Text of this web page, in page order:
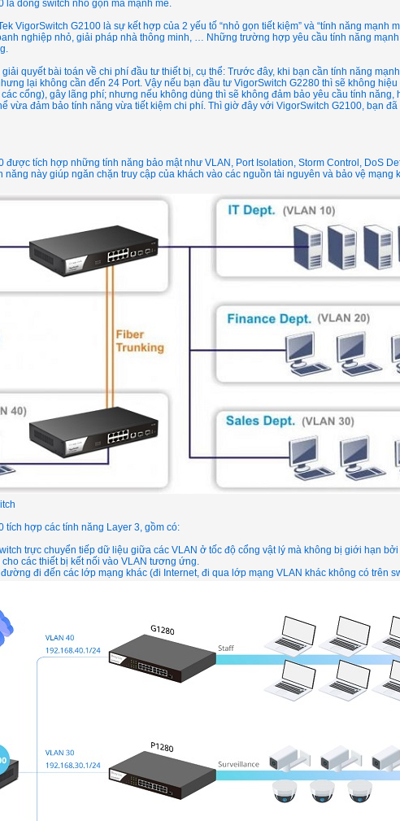
là dòng switch nhỏ gọn mà mạnh mẽ.
VigorSwitch G2100 là sự kết hợp của 2 yếu tố “nhỏ gọn tiết kiệm” và “tính năng mạnh
nghiệp nhỏ, giải pháp nhà thông minh, … Những trường hợp yêu cầu tính năng
quyết bài toán về chi phí đầu tư thiết bị, cụ thể: Trước đây, khi bạn cần tính năng
lại không cần đến 24 Port. Vậy nếu bạn đầu tư VigorSwitch G2280 thì sẽ không hiệu
cổng), gây lãng phí; nhưng nếu không dùng thì sẽ không đảm bảo yêu cầu tính năng,
vừa đảm bảo tính năng vừa tiết kiệm chi phí. Thì giờ đây với VigorSwitch G2100, bạn đã
được tích hợp những tính năng bảo mật như VLAN, Port Isolation, Storm Control, DoS
năng này giúp ngăn chặn truy cập của khách vào các nguồn tài nguyên và bảo vệ mạng
tích hợp các tính năng Layer 3, gồm có:
trực chuyển tiếp dữ liệu giữa các VLAN ở tốc độ cổng vật lý mà không bị giới hạn bởi
các thiết bị kết nối vào VLAN tương ứng.
đi đến các lớp mạng khác (đi Internet, đi qua lớp mạng VLAN khác không có trên